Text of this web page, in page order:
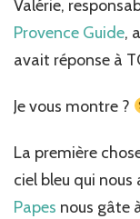
Valérie,
Provence Guide,
avait réponse à
Je vous montre ?
La première
ciel bleu qui nous
Papes nous gâte